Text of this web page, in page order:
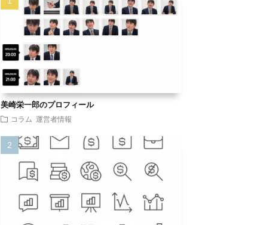
美崎栄一郎のプロフィール
コラム 運営者情報